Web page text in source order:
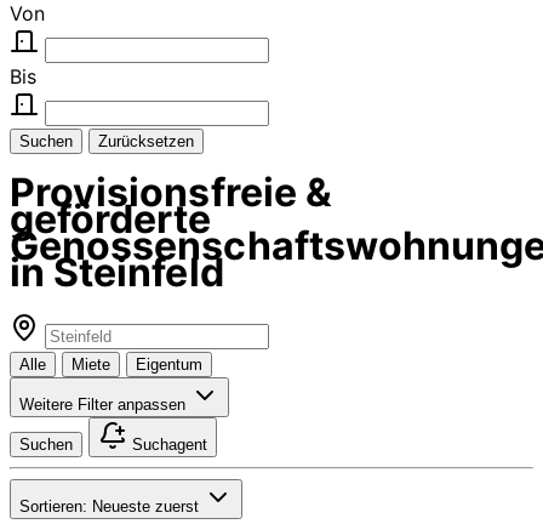
Von
Bis
Suchen Zurücksetzen
Provisionsfreie &
geförderte
in Steinfeld
Alle Miete Eigentum
Weitere Filter anpassen
Suchen Suchagent
Sortieren: Neueste zuerst